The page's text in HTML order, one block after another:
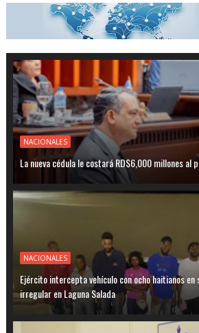
NACIONALES
La nueva cédula le costará RD$6,000 millones al
NACIONALES
Ejército intercepta vehículo con ocho haitianos
irregular en Laguna Salada